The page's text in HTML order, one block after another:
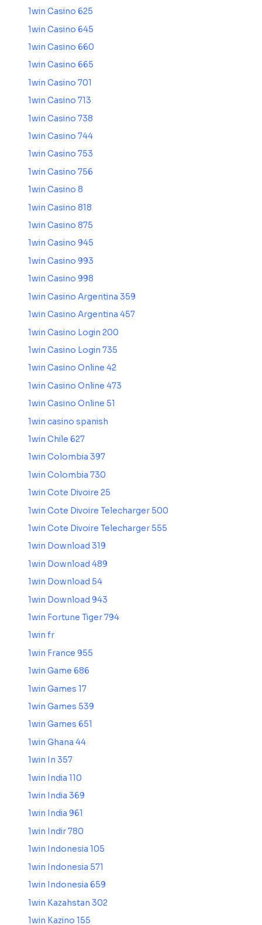
1win Casino 625
1win Casino 645
1win Casino 660
1win Casino 665
1win Casino 701
1win Casino 713
1win Casino 738
1win Casino 744
1win Casino 753
1win Casino 756
1win Casino 8
1win Casino 818
1win Casino 875
1win Casino 945
1win Casino 993
1win Casino 998
1win Casino Argentina 359
1win Casino Argentina 457
1win Casino Login 200
1win Casino Login 735
1win Casino Online 42
1win Casino Online 473
1win Casino Online 51
1win casino spanish
1win Chile 627
1win Colombia 397
1win Colombia 730
1win Cote Divoire 25
1win Cote Divoire Telecharger 500
1win Cote Divoire Telecharger 555
1win Download 319
1win Download 489
1win Download 54
1win Download 943
1win Fortune Tiger 794
1win fr
1win France 955
1win Game 686
1win Games 17
1win Games 539
1win Games 651
1win Ghana 44
1win In 357
1win India 110
1win India 369
1win India 961
1win Indir 780
1win Indonesia 105
1win Indonesia 571
1win Indonesia 659
1win Kazahstan 302
1win Kazino 155